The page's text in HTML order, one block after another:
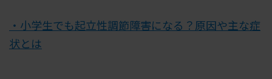
・小学生でも起立性調節障害になる？原因や主な症
状とは